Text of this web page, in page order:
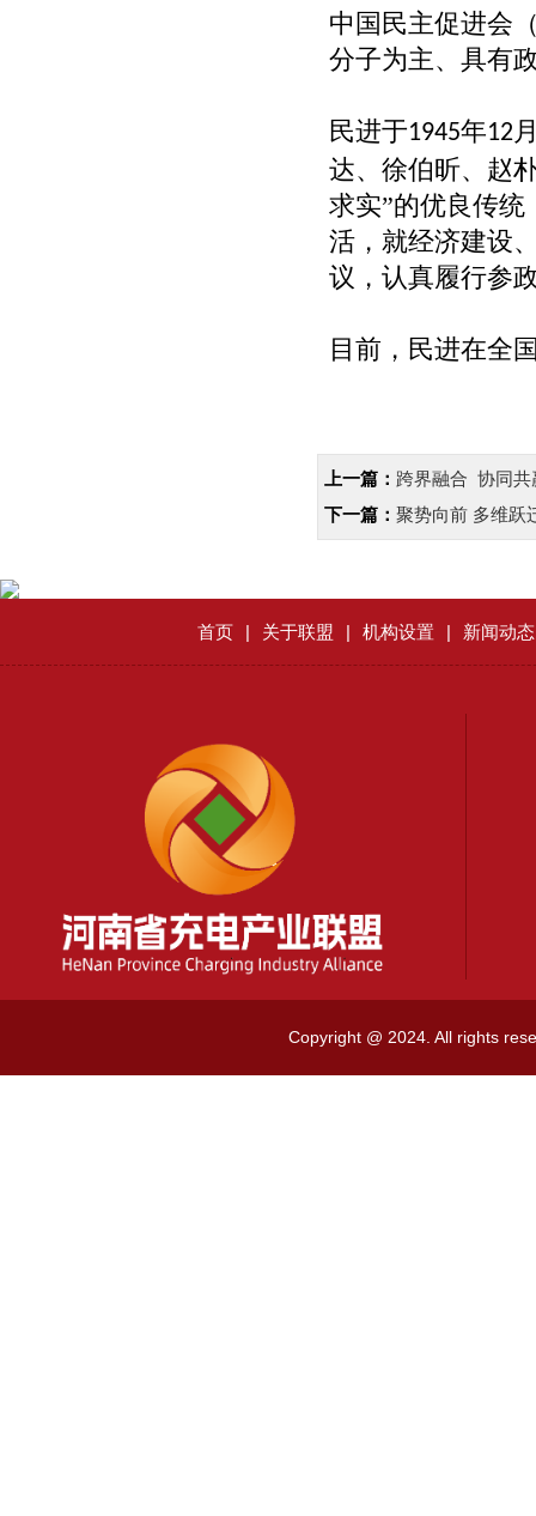
中国民主促进会
分子为主、具有
民进于1945年12
达、徐伯昕、赵
求实”的优良传
活，就经济建设
议，认真履行参
目前，民进在全
上一篇： 跨界融合 协同
下一篇： 聚势向前 多维跃
首页 | 关于联盟 | 机构设置 | 新闻动态
Copyright @ 2024. All rights